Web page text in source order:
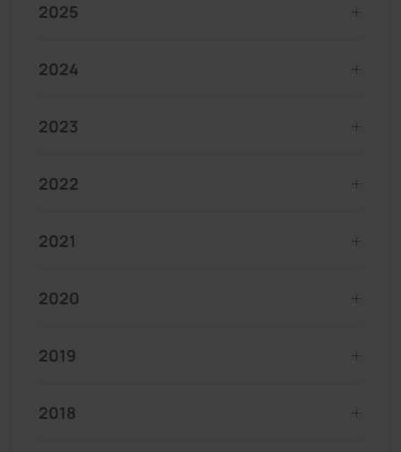
2025
2024
2023
2022
2021
2020
2019
2018